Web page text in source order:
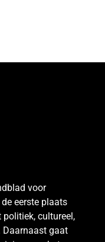
voor
eerste plaats
politiek, cultureel,
Daarnaast gaat